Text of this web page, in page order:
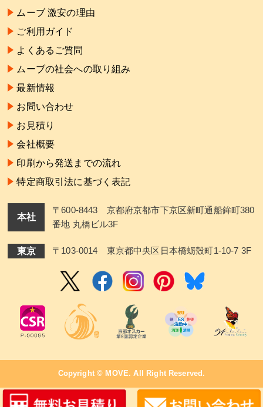
ムーブ 激安の理由
ご利用ガイド
よくあるご質問
ムーブの社会への取り組み
最新情報
お問い合わせ
お見積り
会社概要
印刷から発送までの流れ
特定商取引法に基づく表記
本社
〒600-8443 京都府京都市下京区新町通船鉾町380
番地 丸橋ビル3F
東京 〒103-0014 東京都中央区日本橋蛎殼町1-10-7 3F
Copyright © MOVE. All Right Reserved.